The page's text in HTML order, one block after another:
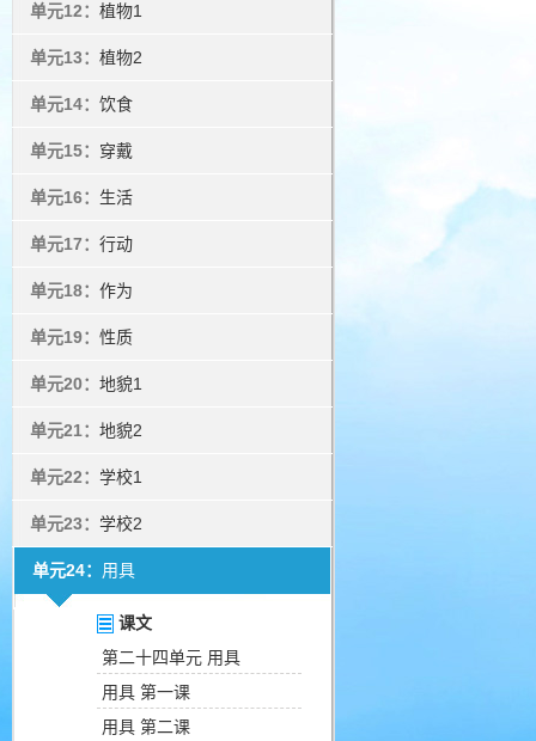
单元12： 植物1
单元13： 植物2
单元14： 饮食
单元15： 穿戴
单元16： 生活
单元17： 行动
单元18： 作为
单元19： 性质
单元20： 地貌1
单元21： 地貌2
单元22： 学校1
单元23： 学校2
单元24： 用具
课文
第二十四单元 用具
用具 第一课
用具 第二课